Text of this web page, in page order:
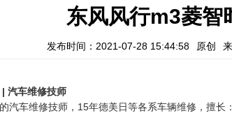
东风风行m3菱智
发布时间：2021-07-28 15:44:58 原创
| 汽车维修技师